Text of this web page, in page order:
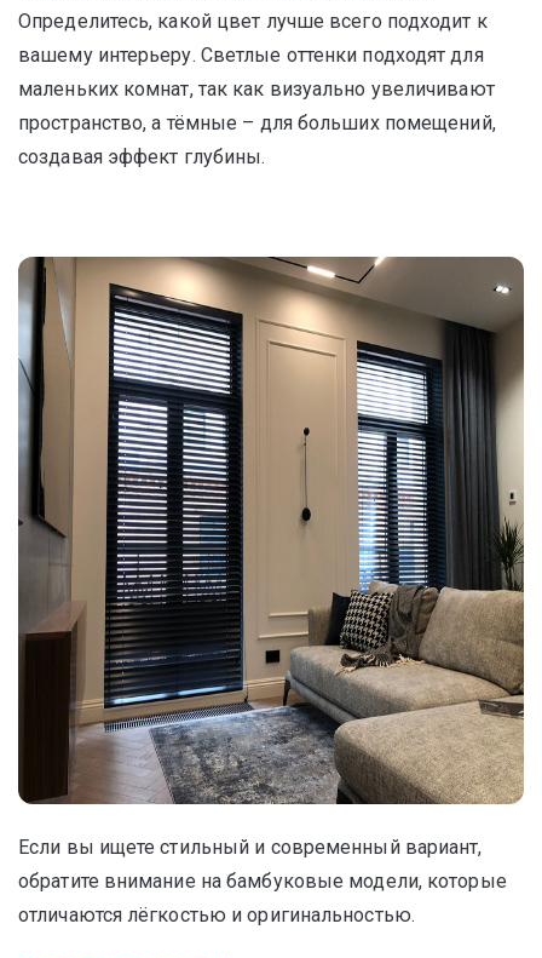
Определитесь, какой цвет лучше всего подходит к
вашему интерьеру. Светлые оттенки подходят для
маленьких комнат, так как визуально увеличивают
пространство, а тёмные – для больших помещений,
создавая эффект глубины.
Если вы ищете стильный и современный вариант,
обратите внимание на бамбуковые модели, которые
отличаются лёгкостью и оригинальностью.